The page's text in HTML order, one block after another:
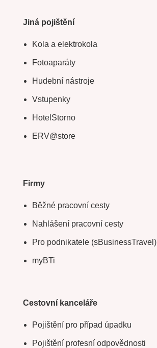
Jiná pojištění
Kola a elektrokola
Fotoaparáty
Hudební nástroje
Vstupenky
HotelStorno
ERV@store
Firmy
Běžné pracovní cesty
Nahlášení pracovní cesty
Pro podnikatele (sBusinessTravel)
myBTi
Cestovní kanceláře
Pojištění pro případ úpadku
Pojištění profesní odpovědnosti